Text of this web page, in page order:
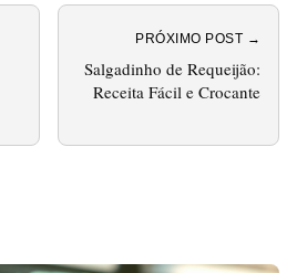
PRÓXIMO POST →
Salgadinho de Requeijão:
Receita Fácil e Crocante